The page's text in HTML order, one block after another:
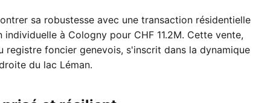
sa robustesse avec une transaction résidentielle
à Cologny pour CHF 11.2M. Cette vente,
registre foncier genevois, s'inscrit dans la dynamique
du lac Léman.